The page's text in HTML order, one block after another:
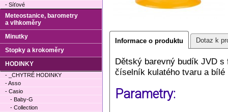
Informace o produktu Dotaz k
Dětský barevný budík JVD s
číselník kulatého tvaru a
Parametry:
- Síťové
Meteostanice, barometry
a vlhkoměry
Minutky
Stopky a krokoměry
HODINKY
- _CHYTRÉ HODINKY
- Asso
- Casio
- Baby-G
- Collection